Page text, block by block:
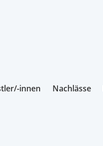
innen Nachlässe